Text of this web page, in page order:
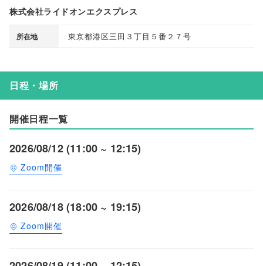
株式会社ライドオンエクスプレス
所在地 東京都港区三田３丁目５番２７号
日程・場所
開催日程一覧
2026/08/12 (11:00 ~ 12:15)
Zoom開催
2026/08/18 (18:00 ~ 19:15)
Zoom開催